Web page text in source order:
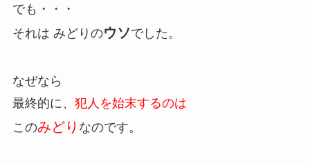
でも・・・
それは みどりのウソでした。
なぜなら
最終的に、 犯人を始末するのは
このみどり なのです。